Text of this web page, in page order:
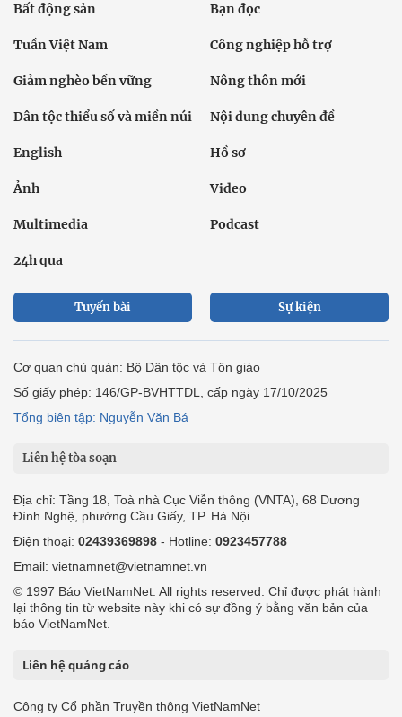
Bất động sản Bạn đọc
Tuần Việt Nam Công nghiệp hỗ trợ
Giảm nghèo bền vững Nông thôn mới
Dân tộc thiểu số và miền núi Nội dung chuyên đề
English Hồ sơ
Ảnh Video
Multimedia Podcast
24h qua
Tuyến bài Sự kiện
Cơ quan chủ quản: Bộ Dân tộc và Tôn giáo
Số giấy phép: 146/GP-BVHTTDL, cấp ngày 17/10/2025
Tổng biên tập: Nguyễn Văn Bá
Liên hệ tòa soạn
Địa chỉ: Tầng 18, Toà nhà Cục Viễn thông (VNTA), 68 Dương
Đình Nghệ, phường Cầu Giấy, TP. Hà Nội.
Điện thoại: 02439369898 - Hotline: 0923457788
Email: vietnamnet@vietnamnet.vn
© 1997 Báo VietNamNet. All rights reserved. Chỉ được phát hành
lại thông tin từ website này khi có sự đồng ý bằng văn bản của
báo VietNamNet.
Liên hệ quảng cáo
Công ty Cổ phần Truyền thông VietNamNet